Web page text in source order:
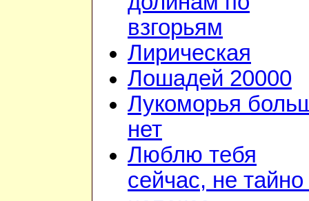
взгорьям
Лирическая
Лошадей 20000
Лукоморья
нет
Люблю тебя
сейчас, не тайно